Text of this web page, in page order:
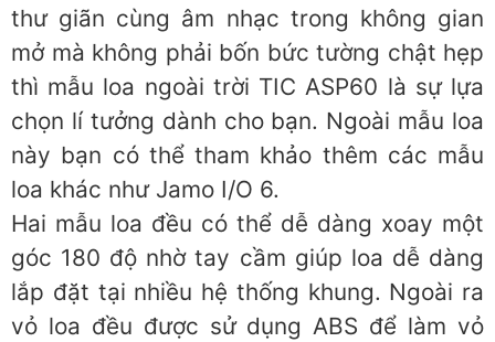
thư giãn cùng âm nhạc trong không gian
mở mà không phải bốn bức tường chật hẹp
thì mẫu loa ngoài trời TIC ASP60 là sự lựa
chọn lí tưởng dành cho bạn. Ngoài mẫu loa
này bạn có thể tham khảo thêm các mẫu
loa khác như Jamo I/O 6.
Hai mẫu loa đều có thể dễ dàng xoay một
góc 180 độ nhờ tay cầm giúp loa dễ dàng
lắp đặt tại nhiều hệ thống khung. Ngoài ra
vỏ loa đều được sử dụng ABS để làm vỏ